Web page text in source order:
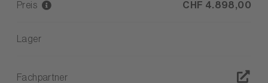
Preis CHF 4.898,00
Lager
Fachpartner